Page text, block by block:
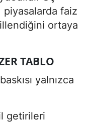
piyasalarda faiz
ortaya
TABLO
yalnızca
getirileri